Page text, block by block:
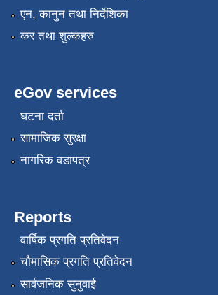
एन, कानुन तथा निर्देशिका
कर तथा शुल्कहरु
eGov services
घटना दर्ता
सामाजिक सुरक्षा
नागरिक वडापत्र
Reports
वार्षिक प्रगति प्रतिवेदन
चौमासिक प्रगति प्रतिवेदन
सार्वजनिक सुनुवाई